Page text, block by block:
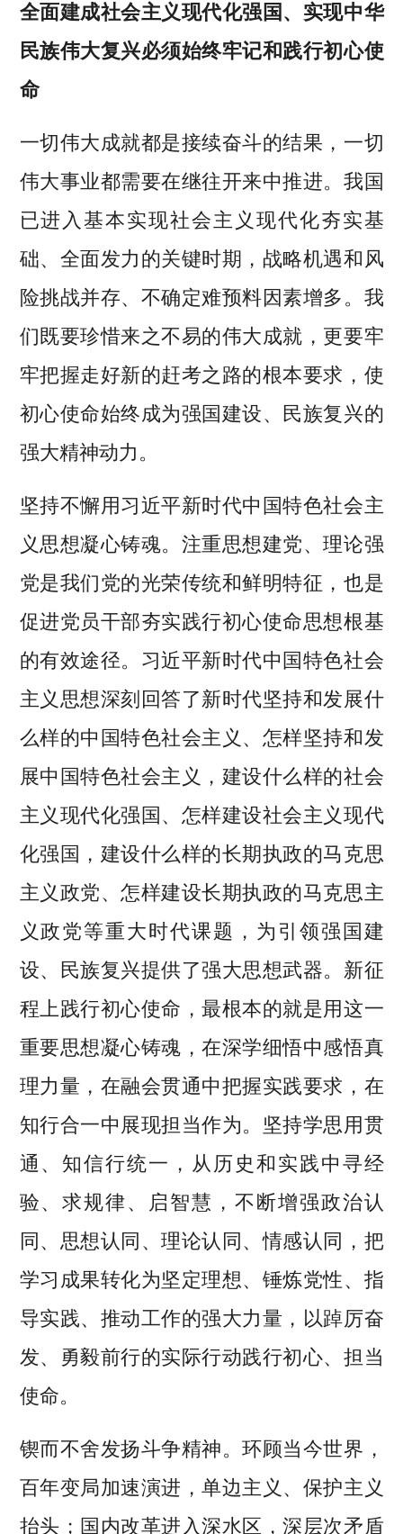
全面建成社会主义现代化强国、实现中华
民族伟大复兴必须始终牢记和践行初心使
命
一切伟大成就都是接续奋斗的结果，一切
伟大事业都需要在继往开来中推进。我国
已进入基本实现社会主义现代化夯实基
础、全面发力的关键时期，战略机遇和风
险挑战并存、不确定难预料因素增多。我
们既要珍惜来之不易的伟大成就，更要牢
牢把握走好新的赶考之路的根本要求，使
初心使命始终成为强国建设、民族复兴的
强大精神动力。
坚持不懈用习近平新时代中国特色社会主
义思想凝心铸魂。注重思想建党、理论强
党是我们党的光荣传统和鲜明特征，也是
促进党员干部夯实践行初心使命思想根基
的有效途径。习近平新时代中国特色社会
主义思想深刻回答了新时代坚持和发展什
么样的中国特色社会主义、怎样坚持和发
展中国特色社会主义，建设什么样的社会
主义现代化强国、怎样建设社会主义现代
化强国，建设什么样的长期执政的马克思
主义政党、怎样建设长期执政的马克思主
义政党等重大时代课题，为引领强国建
设、民族复兴提供了强大思想武器。新征
程上践行初心使命，最根本的就是用这一
重要思想凝心铸魂，在深学细悟中感悟真
理力量，在融会贯通中把握实践要求，在
知行合一中展现担当作为。坚持学思用贯
通、知信行统一，从历史和实践中寻经
验、求规律、启智慧，不断增强政治认
同、思想认同、理论认同、情感认同，把
学习成果转化为坚定理想、锤炼党性、指
导实践、推动工作的强大力量，以踔厉奋
发、勇毅前行的实际行动践行初心、担当
使命。
锲而不舍发扬斗争精神。环顾当今世界，
百年变局加速演进，单边主义、保护主义
抬头；国内改革进入深水区，深层次矛盾